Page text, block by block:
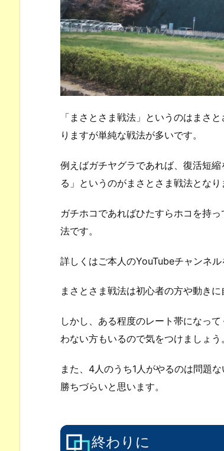
「まさとさま戦法」というのはまさ
りますが単純な戦法が多いです。
例えばガチヤグラであれば、復活短
る」というのがまさとさま戦法となり
ガチホコであればひたすらホコを持
法です。
詳しくはご本人のYouTubeチャンネル
まさとさま戦法は初心者の方や動き
しかし、ある程度のレート帯になっ
わない方もいるので気をつけましょう。
また、4人のうち1人がやるのは問題
勝ちづらいと思います。
終わりに